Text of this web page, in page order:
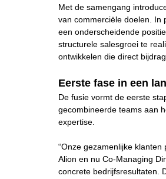
Met de samengang
van commerciële doelen. In
een onderscheidende
structurele salesgroei te
ontwikkelen die direct
Eerste fase in een
De fusie vormt de eerste
gecombineerde teams aan
expertise.
“Onze gezamenlijke
Alion en nu Co-Managing
concrete bedrijfsresultaten.